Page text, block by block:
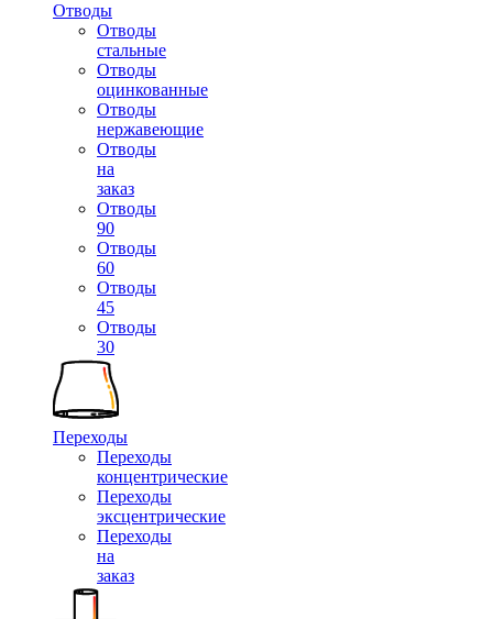
Отводы
Отводы
стальные
Отводы
оцинкованные
Отводы
нержавеющие
Отводы
на
заказ
Отводы
90
Отводы
60
Отводы
45
Отводы
30
Переходы
Переходы
концентрические
Переходы
эксцентрические
Переходы
на
заказ